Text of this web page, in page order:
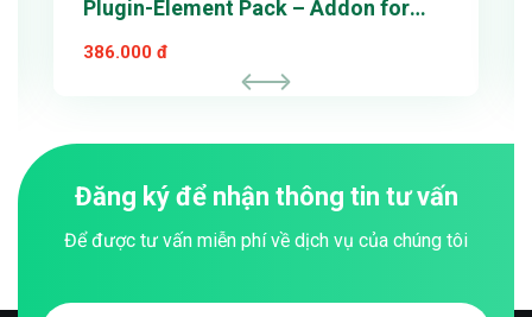
Plugin-Element Pack – Addon for
Elementor Page Builder WordPress
386.000 đ
Đăng ký để nhận thông tin tư vấn
Để được tư vấn miễn phí về dịch vụ của chúng tôi